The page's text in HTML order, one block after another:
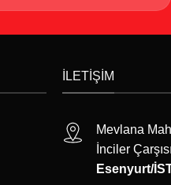
İLETIŞIM
Mevlana
İnciler
Esenyurt/